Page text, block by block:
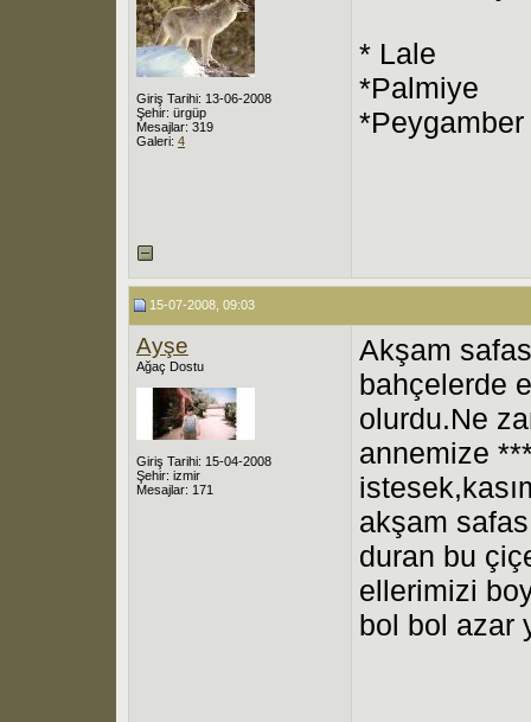
Giriş Tarihi: 13-06-2008
Şehir: ürgüp
Mesajlar: 319
Galeri: 4
* Lale
*Palmiye
*Peygamber
15-07-2008, 09:03
Ayşe
Ağaç Dostu
Giriş Tarihi: 15-04-2008
Şehir: izmir
Mesajlar: 171
Akşam
bahçelerde
olurdu.Ne
annemize
akşam
duran bu
ellerimizi
bol bol azar